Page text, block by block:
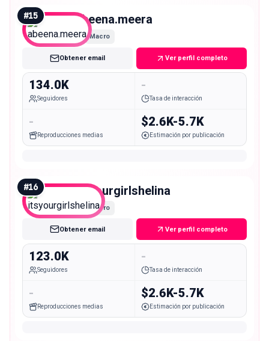
#15 abeena.meera
Macro
Obtener email Ver perfil completo
134.0K
Seguidores
-
Tasa de interacción
-
Reproducciones medias
$2.6K-5.7K
Estimación por publicación
#16 itsyourgirlshelina
Macro
Obtener email Ver perfil completo
123.0K
Seguidores
-
Tasa de interacción
-
Reproducciones medias
$2.6K-5.7K
Estimación por publicación